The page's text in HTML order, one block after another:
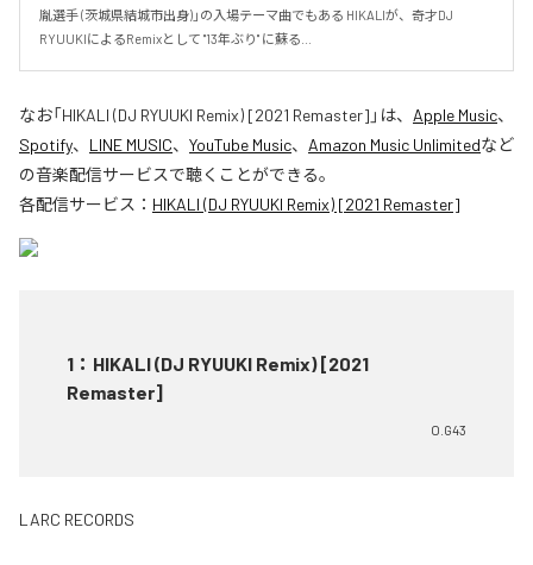
胤選手 (茨城県結城市出身)」の入場テーマ曲でもある HIKALIが、奇才DJ
RYUUKIによるRemixとして "13年ぶり" に蘇る...
なお「HIKALI (DJ RYUUKI Remix) [2021 Remaster] 」は、 Apple Music、
Spotify、 LINE MUSIC、 YouTube Music、 Amazon Music Unlimitedなど
の音楽配信サービスで聴くことができる。
各配信サービス： HIKALI (DJ RYUUKI Remix) [2021 Remaster]
1 ： HIKALI (DJ RYUUKI Remix) [2021
Remaster]
O.G43
LARC RECORDS